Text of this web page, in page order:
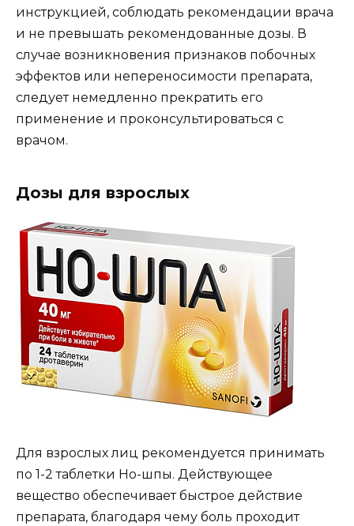
инструкцией, соблюдать рекомендации врача
и не превышать рекомендованные дозы. В
случае возникновения признаков побочных
эффектов или непереносимости препарата,
следует немедленно прекратить его
применение и проконсультироваться с
врачом.
Дозы для взрослых
Для взрослых лиц рекомендуется принимать
по 1-2 таблетки Но-шпы. Действующее
вещество обеспечивает быстрое действие
препарата, благодаря чему боль проходит